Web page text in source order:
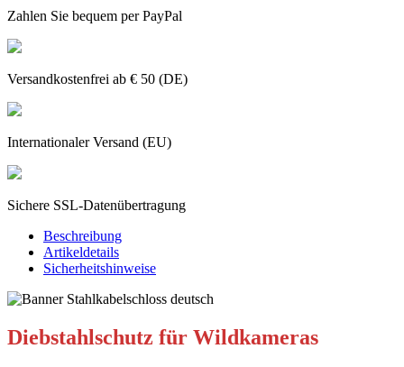
Zahlen Sie bequem per PayPal
Versandkostenfrei ab € 50 (DE)
Internationaler Versand (EU)
Sichere SSL-Datenübertragung
Beschreibung
Artikeldetails
Sicherheitshinweise
Diebstahlschutz für Wildkameras